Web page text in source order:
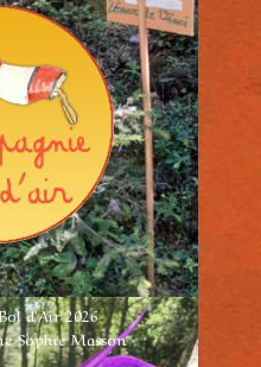
d'Air 2026
Sophie Masson